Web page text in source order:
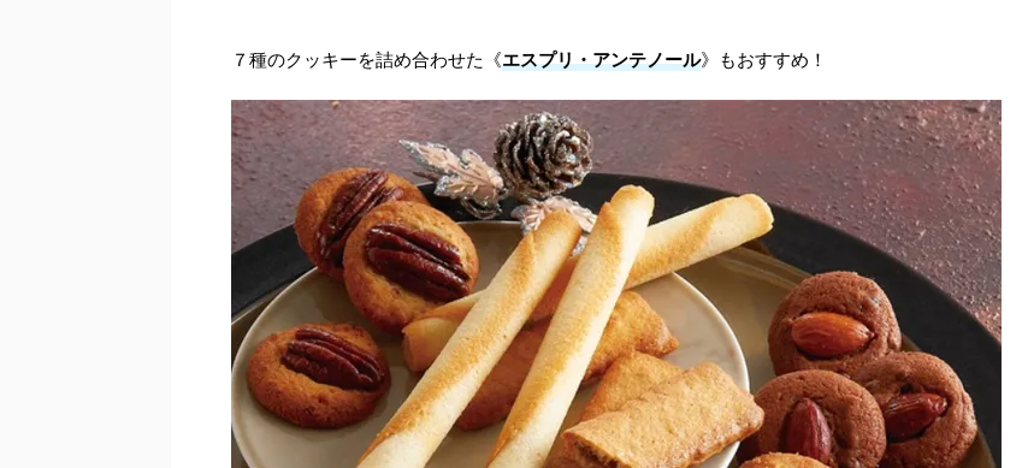
７種のクッキーを詰め合わせた《エスプリ・アンテノール》もおすすめ！